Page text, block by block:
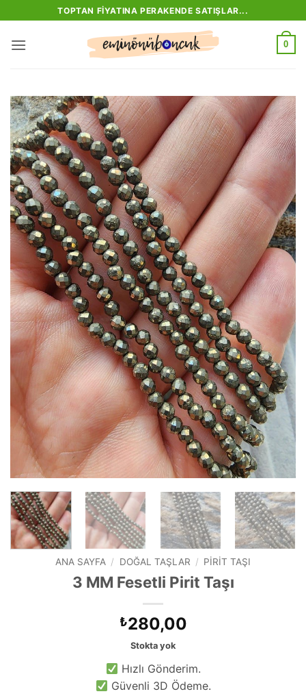
atla
TOPTAN FIYATINA PERAKENDE SATIŞLAR...
0
ANA SAYFA / DOĞAL TAŞLAR / PIRIT TAŞI
3 MM Fesetli Pirit Taşı
₺280,00
Stokta yok
Hızlı Gönderim.
Güvenli 3D Ödeme.